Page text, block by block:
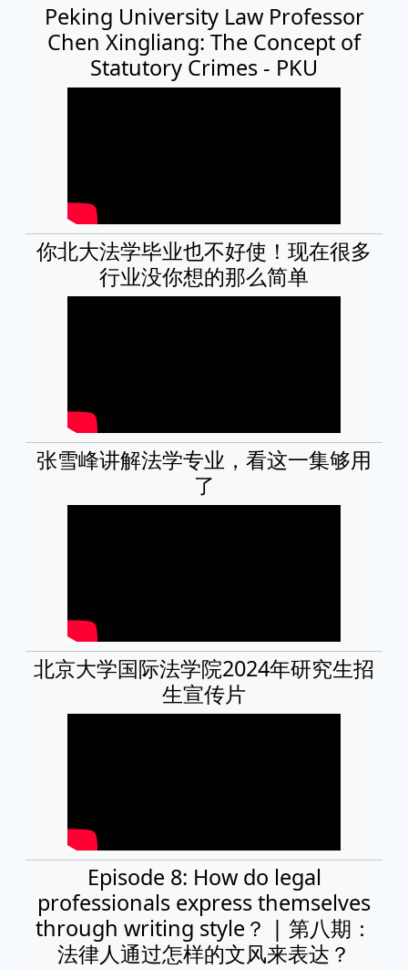
Peking University Law Professor
Chen Xingliang: The Concept of
Statutory Crimes - PKU
你北大法学毕业也不好使！现在很多
行业没你想的那么简单
张雪峰讲解法学专业，看这一集够用
了
北京大学国际法学院2024年研究生招
生宣传片
Episode 8: How do legal
professionals express themselves
through writing style？ | 第八期：
法律人通过怎样的文风来表达？